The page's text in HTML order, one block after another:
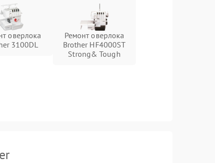
оверлока
3100DL
Ремонт оверлока
Brother HF4000ST
Strong& Tough